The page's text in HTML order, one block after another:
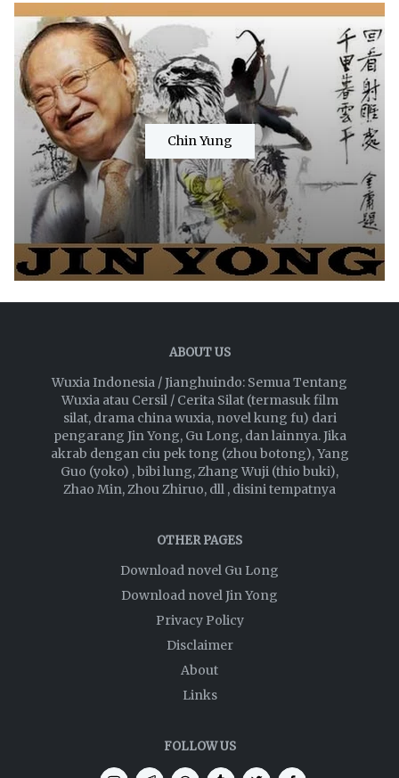
Chin Yung
ABOUT US
Wuxia Indonesia / Jianghuindo: Semua Tentang
Wuxia atau Cersil / Cerita Silat (termasuk film
silat, drama china wuxia, novel kung fu) dari
pengarang Jin Yong, Gu Long, dan lainnya. Jika
akrab dengan ciu pek tong (zhou botong), Yang
Guo (yoko) , bibi lung, Zhang Wuji (thio buki),
Zhao Min, Zhou Zhiruo, dll , disini tempatnya
OTHER PAGES
Download novel Gu Long
Download novel Jin Yong
Privacy Policy
Disclaimer
About
Links
FOLLOW US